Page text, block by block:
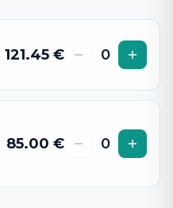
121.45 € 0
85.00 € 0